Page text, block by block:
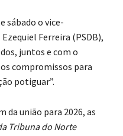
sábado o vice-
Ferreira (PSDB),
juntos e com o
compromissos para
potiguar”.
da união para 2026, as
Tribuna do Norte